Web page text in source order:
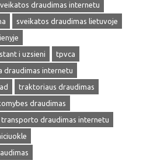
draudimas internetu
sveikatos draudimas lietuvoje
i uzsieni
tpvca
draudimas internetu
traktoriaus draudimas
draudimas
transporto draudimas internetu